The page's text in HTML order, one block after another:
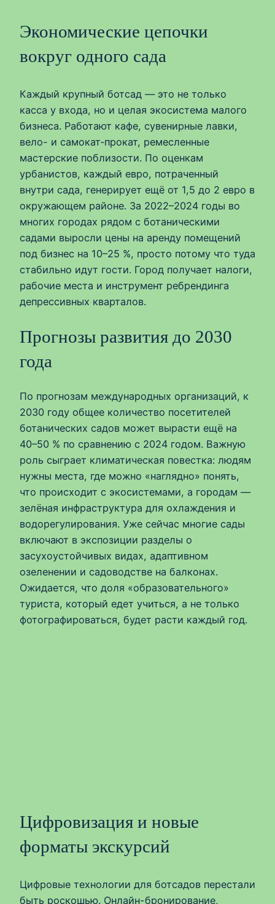
Экономические цепочки
вокруг одного сада
Каждый крупный ботсад — это не только
касса у входа, но и целая экосистема малого
бизнеса. Работают кафе, сувенирные лавки,
вело- и самокат‑прокат, ремесленные
мастерские поблизости. По оценкам
урбанистов, каждый евро, потраченный
внутри сада, генерирует ещё от 1,5 до 2 евро в
окружающем районе. За 2022–2024 годы во
многих городах рядом с ботаническими
садами выросли цены на аренду помещений
под бизнес на 10–25 %, просто потому что туда
стабильно идут гости. Город получает налоги,
рабочие места и инструмент ребрендинга
депрессивных кварталов.
Прогнозы развития до 2030
года
По прогнозам международных организаций, к
2030 году общее количество посетителей
ботанических садов может вырасти ещё на
40–50 % по сравнению с 2024 годом. Важную
роль сыграет климатическая повестка: людям
нужны места, где можно «наглядно» понять,
что происходит с экосистемами, а городам —
зелёная инфраструктура для охлаждения и
водорегулирования. Уже сейчас многие сады
включают в экспозиции разделы о
засухоустойчивых видах, адаптивном
озеленении и садоводстве на балконах.
Ожидается, что доля «образовательного»
туриста, который едет учиться, а не только
фотографироваться, будет расти каждый год.
Цифровизация и новые
форматы экскурсий
Цифровые технологии для ботсадов перестали
быть роскошью. Онлайн-бронирование,